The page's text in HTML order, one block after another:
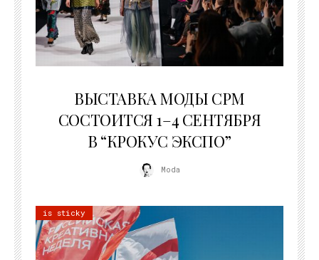
ВЫСТАВКА МОДЫ CPM
СОСТОИТСЯ 1–4 СЕНТЯБРЯ
В “КРОКУС ЭКСПО”
Moda
is sticky